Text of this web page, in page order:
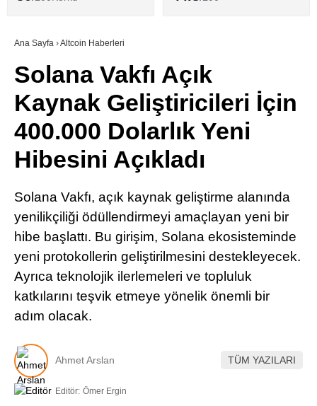
TikTok
Telegram
SÖZLÜK
Ana Sayfa ›Altcoin Haberleri
Solana Vakfı Açık
Kaynak Geliştiricileri İçin
400.000 Dolarlık Yeni
Hibesini Açıkladı
Solana Vakfı, açık kaynak geliştirme alanında
yenilikçiliği ödüllendirmeyi amaçlayan yeni bir
hibe başlattı. Bu girişim, Solana ekosisteminde
yeni protokollerin geliştirilmesini destekleyecek.
Ayrıca teknolojik ilerlemeleri ve topluluk
katkılarını teşvik etmeye yönelik önemli bir
adım olacak.
Ahmet Arslan TÜM YAZILARI
Editör: Ömer Ergin